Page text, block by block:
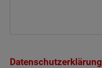
Datenschutzerklärung